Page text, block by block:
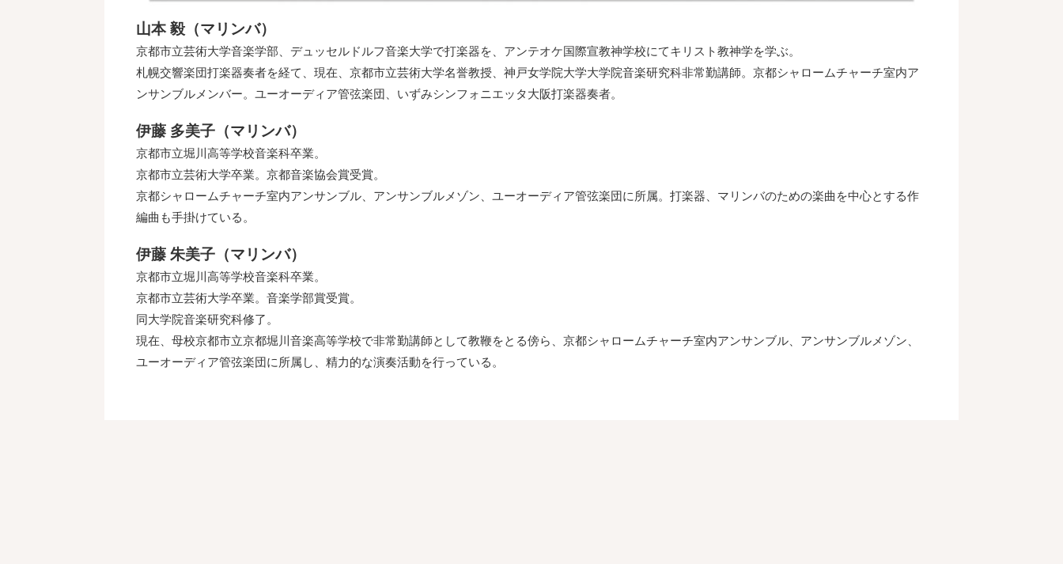
山本 毅（マリンバ）
京都市立芸術大学音楽学部、デュッセルドルフ音楽大学で打楽器を、アンテオケ国際宣教神学校にてキリスト教神学を学ぶ。
札幌交響楽団打楽器奏者を経て、現在、京都市立芸術大学名誉教授、神戸女学院大学大学院音楽研究科非常勤講師。京都シャロームチャーチ室内ア
ンサンブルメンバー。ユーオーディア管弦楽団、いずみシンフォニエッタ大阪打楽器奏者。
伊藤 多美子（マリンバ）
京都市立堀川高等学校音楽科卒業。
京都市立芸術大学卒業。京都音楽協会賞受賞。
京都シャロームチャーチ室内アンサンブル、アンサンブルメゾン、ユーオーディア管弦楽団に所属。打楽器、マリンバのための楽曲を中心とする作
編曲も手掛けている。
伊藤 朱美子（マリンバ）
京都市立堀川高等学校音楽科卒業。
京都市立芸術大学卒業。音楽学部賞受賞。
同大学院音楽研究科修了。
現在、母校京都市立京都堀川音楽高等学校で非常勤講師として教鞭をとる傍ら、京都シャロームチャーチ室内アンサンブル、アンサンブルメゾン、
ユーオーディア管弦楽団に所属し、精力的な演奏活動を行っている。